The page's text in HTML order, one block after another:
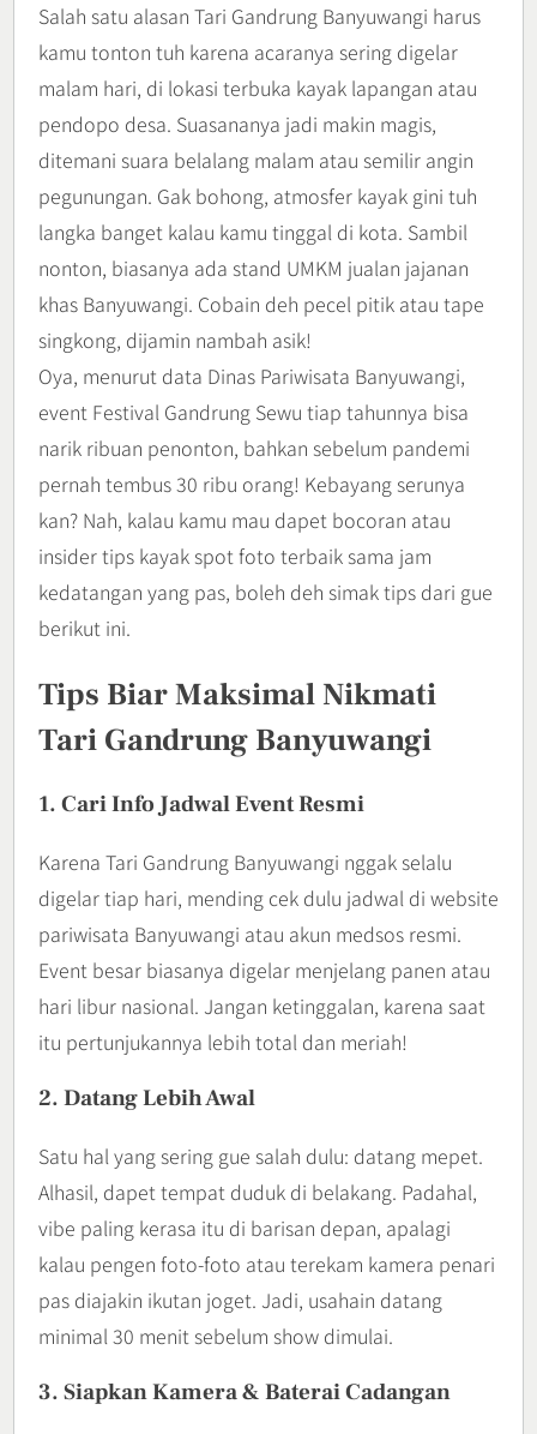
Salah satu alasan Tari Gandrung Banyuwangi harus
kamu tonton tuh karena acaranya sering digelar
malam hari, di lokasi terbuka kayak lapangan atau
pendopo desa. Suasananya jadi makin magis,
ditemani suara belalang malam atau semilir angin
pegunungan. Gak bohong, atmosfer kayak gini tuh
langka banget kalau kamu tinggal di kota. Sambil
nonton, biasanya ada stand UMKM jualan jajanan
khas Banyuwangi. Cobain deh pecel pitik atau tape
singkong, dijamin nambah asik!
Oya, menurut data Dinas Pariwisata Banyuwangi,
event Festival Gandrung Sewu tiap tahunnya bisa
narik ribuan penonton, bahkan sebelum pandemi
pernah tembus 30 ribu orang! Kebayang serunya
kan? Nah, kalau kamu mau dapet bocoran atau
insider tips kayak spot foto terbaik sama jam
kedatangan yang pas, boleh deh simak tips dari gue
berikut ini.
Tips Biar Maksimal Nikmati
Tari Gandrung Banyuwangi
1. Cari Info Jadwal Event Resmi
Karena Tari Gandrung Banyuwangi nggak selalu
digelar tiap hari, mending cek dulu jadwal di website
pariwisata Banyuwangi atau akun medsos resmi.
Event besar biasanya digelar menjelang panen atau
hari libur nasional. Jangan ketinggalan, karena saat
itu pertunjukannya lebih total dan meriah!
2. Datang Lebih Awal
Satu hal yang sering gue salah dulu: datang mepet.
Alhasil, dapet tempat duduk di belakang. Padahal,
vibe paling kerasa itu di barisan depan, apalagi
kalau pengen foto-foto atau terekam kamera penari
pas diajakin ikutan joget. Jadi, usahain datang
minimal 30 menit sebelum show dimulai.
3. Siapkan Kamera & Baterai Cadangan